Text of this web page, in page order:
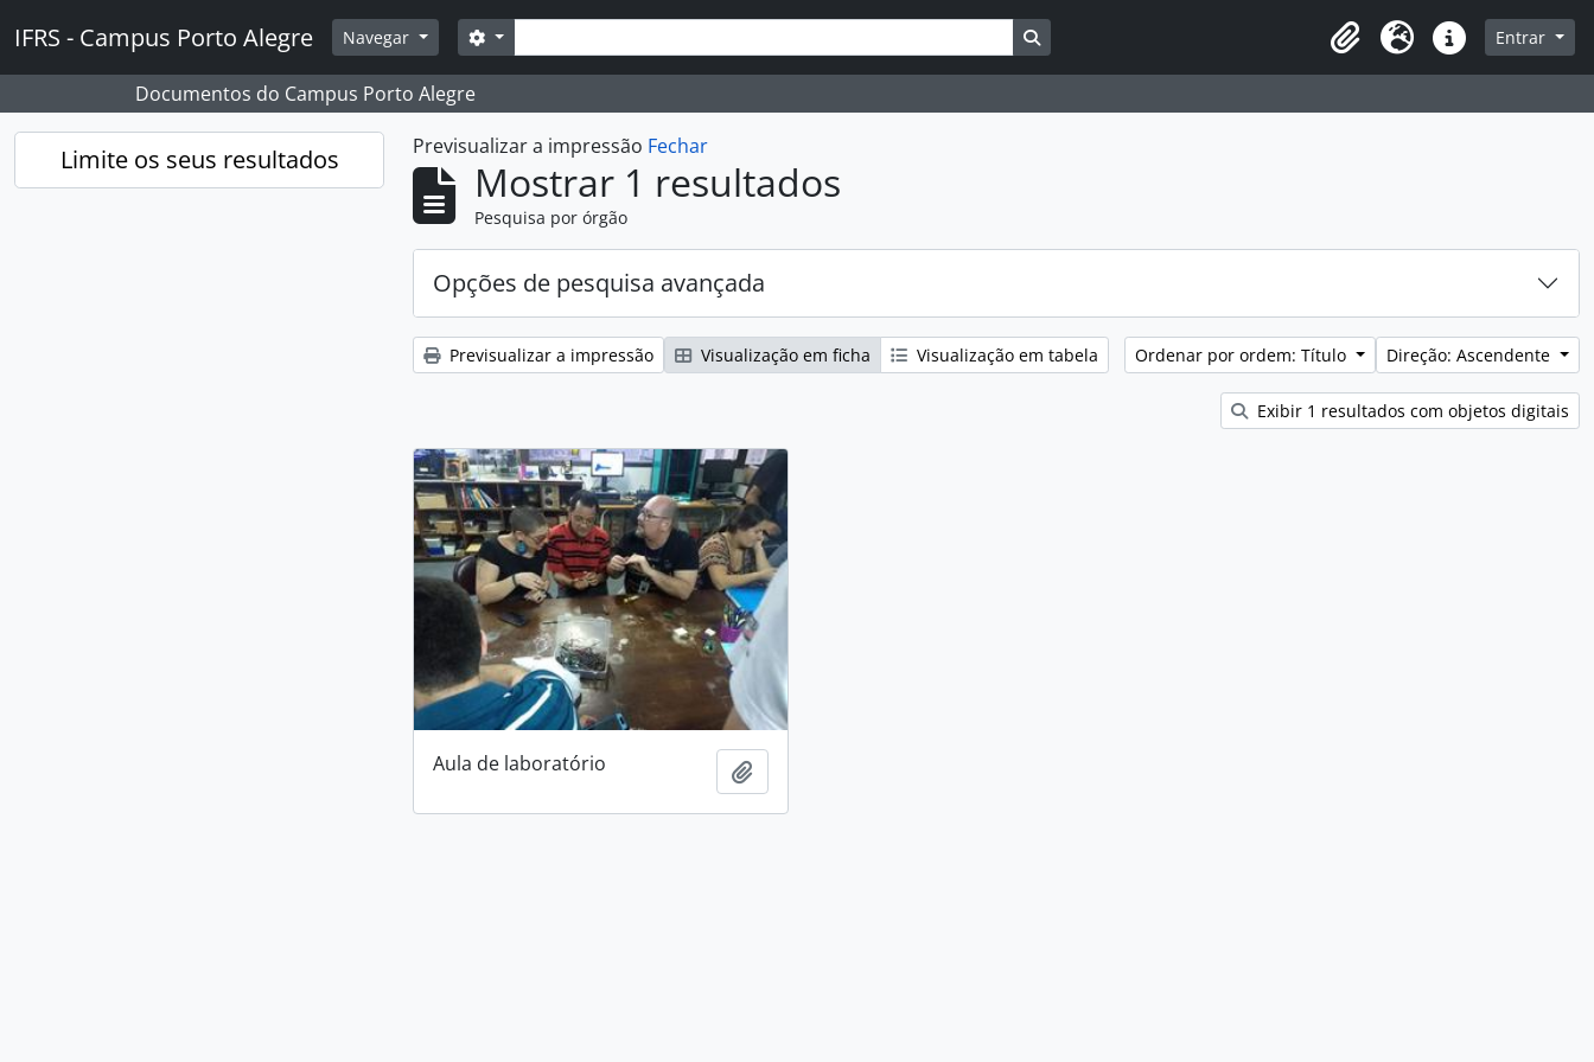
IFRS - Campus Porto Alegre Navegar Pesquisar
Opções de busca Busque na página de navegação
Idioma Ligações rápidas
Entrar
Documentos do Campus Porto Alegre
Limite os seus resultados Previsualizar a impressão Fechar
Mostrar 1 resultados
Pesquisa por órgão
Opções de pesquisa avançada
Previsualizar a impressão Visualização em ficha Visualização em tabela Ordenar por ordem: Título Direção: Ascendente
Exibir 1 resultados com objetos digitais
Aula de laboratório